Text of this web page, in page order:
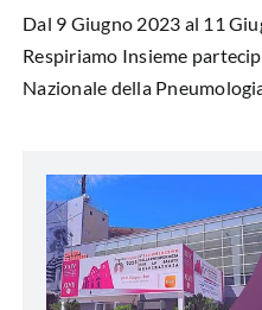
DIVENTA SOCIO
Dal 9 Giugno 2023 al 11
Respiriamo Insieme
Nazionale della